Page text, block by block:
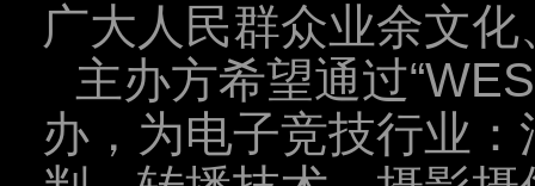
广大人民群众业余文
主办方希望通过
办，为电子竞技行业